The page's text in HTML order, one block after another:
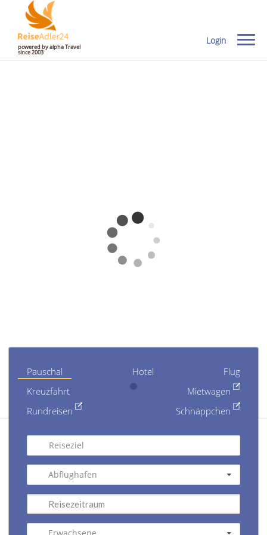
powered by alpha Travel
since 2003
Login
zu den Angeboten
Pauschal Hotel
Flug
Kreuzfahrt
Mietwagen
Rundreisen
Schnäppchen
Reiseziel
Abflughafen